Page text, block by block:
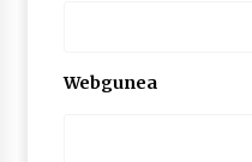
Webgunea